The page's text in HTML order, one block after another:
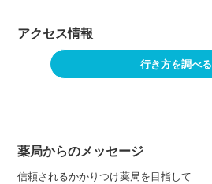
アクセス情報
行き方を調べる
薬局からのメッセージ
信頼されるかかりつけ薬局を目指して